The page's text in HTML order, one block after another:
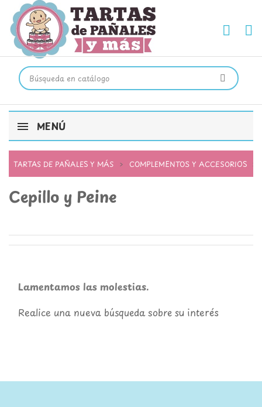
MENÚ
TARTAS DE PAÑALES Y MÁS COMPLEMENTOS Y ACCESORIOS
Cepillo y Peine
Lamentamos las molestias.
Realice una nueva búsqueda sobre su interés